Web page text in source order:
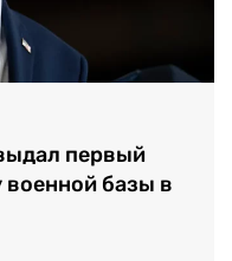
первый
военной базы в